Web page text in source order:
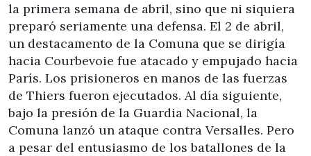
la primera semana de abril, sino que ni siquiera
preparó seriamente una defensa. El 2 de abril,
un destacamento de la Comuna que se dirigía
hacia Courbevoie fue atacado y empujado hacia
París. Los prisioneros en manos de las fuerzas
de Thiers fueron ejecutados. Al día siguiente,
bajo la presión de la Guardia Nacional, la
Comuna lanzó un ataque contra Versalles. Pero
a pesar del entusiasmo de los batallones de la